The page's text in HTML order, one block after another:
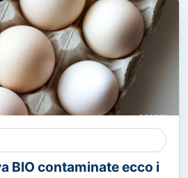
BIO contaminate ecco i